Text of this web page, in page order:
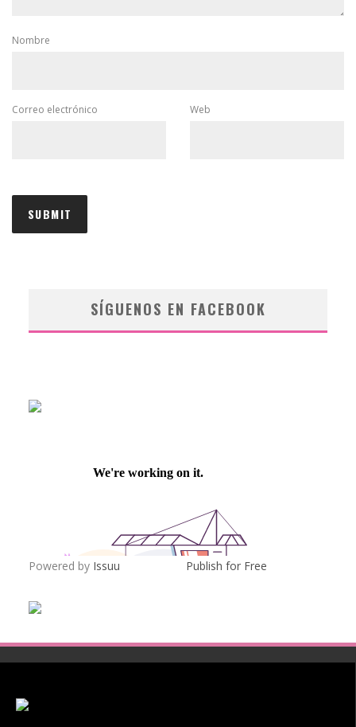
Nombre
Correo electrónico Web
SÍGUENOS EN FACEBOOK
Powered by Issuu Publish for Free